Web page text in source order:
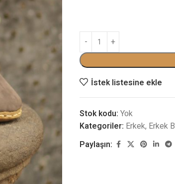
İstek listesine ekle
Stok kodu: Yok
Kategoriler: Erkek, Erkek
Paylaşın: